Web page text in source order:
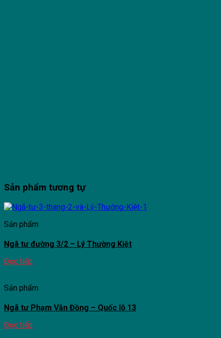
Sản phẩm tương tự
Sản phẩm
Ngã tư đường 3/2 – Lý Thường Kiệt
Đọc tiếp
Sản phẩm
Ngã tư Phạm Văn Đồng – Quốc lộ 13
Đọc tiếp